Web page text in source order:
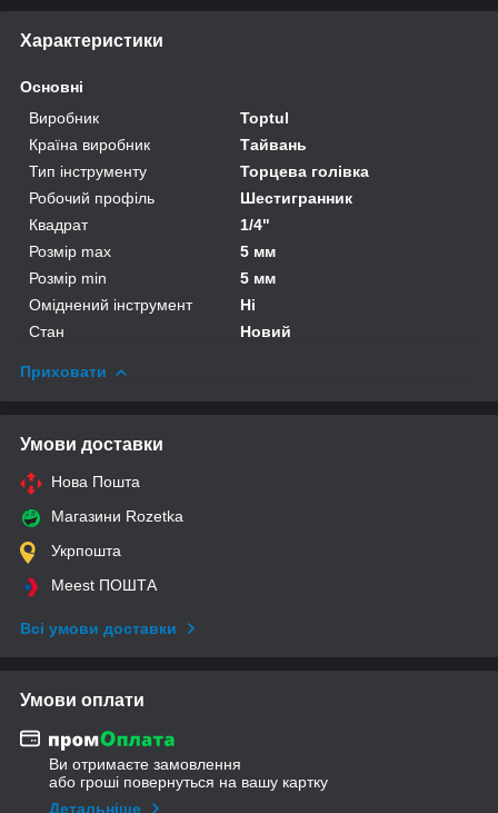
Характеристики
Основні
Виробник
Toptul
Країна виробник
Тайвань
Тип інструменту
Торцева голівка
Робочий профіль
Шестигранник
Квадрат
1/4"
Розмір max
5 мм
Розмір min
5 мм
Оміднений інструмент
Ні
Стан
Новий
Приховати
Умови доставки
Нова Пошта
Магазини Rozetka
Укрпошта
Meest ПОШТА
Всі умови доставки
Умови оплати
Ви отримаєте замовлення
або гроші повернуться на вашу картку
Детальніше